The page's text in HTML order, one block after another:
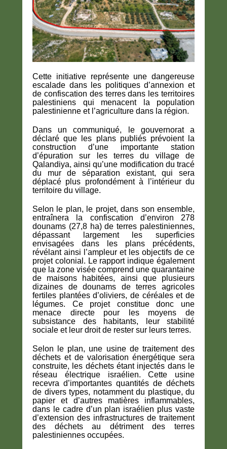
Cette initiative représente une dangereuse
escalade dans les politiques d’annexion et
de confiscation des terres dans les territoires
palestiniens qui menacent la population
palestinienne et l’agriculture dans la région.
Dans un communiqué, le gouvernorat a
déclaré que les plans publiés prévoient la
construction d’une importante station
d’épuration sur les terres du village de
Qalandiya, ainsi qu’une modification du tracé
du mur de séparation existant, qui sera
déplacé plus profondément à l’intérieur du
territoire du village.
Selon le plan, le projet, dans son ensemble,
entraînera la confiscation d’environ 278
dounams (27,8 ha) de terres palestiniennes,
dépassant largement les superficies
envisagées dans les plans précédents,
révélant ainsi l’ampleur et les objectifs de ce
projet colonial. Le rapport indique également
que la zone visée comprend une quarantaine
de maisons habitées, ainsi que plusieurs
dizaines de dounams de terres agricoles
fertiles plantées d’oliviers, de céréales et de
légumes. Ce projet constitue donc une
menace directe pour les moyens de
subsistance des habitants, leur stabilité
sociale et leur droit de rester sur leurs terres.
Selon le plan, une usine de traitement des
déchets et de valorisation énergétique sera
construite, les déchets étant injectés dans le
réseau électrique israélien. Cette usine
recevra d’importantes quantités de déchets
de divers types, notamment du plastique, du
papier et d’autres matières inflammables,
dans le cadre d’un plan israélien plus vaste
d’extension des infrastructures de traitement
des déchets au détriment des terres
palestiniennes occupées.